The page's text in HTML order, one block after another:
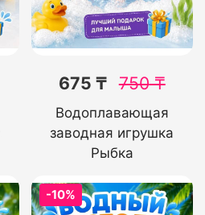
675 ₸ 750₸
Водоплавающая
заводная игрушка
Рыбка
-10%